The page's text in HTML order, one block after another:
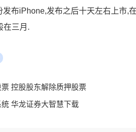
布iPhone,发布之后十天左右上市,
在三月.
控股股东解除质押股票
华龙证券大智慧下载